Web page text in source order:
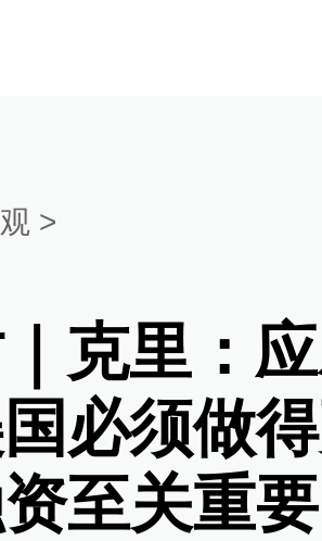
>
克里：
必须做
至关重要